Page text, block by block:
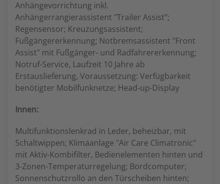
Anhängevorrichtung inkl.
Anhängerrangierassistent "Trailer Assist";
Regensensor; Kreuzungsassistent;
Fußgängererkennung; Notbremsassistent "Front
Assist" mit Fußgänger- und Radfahrererkennung;
Notruf-Service, Laufzeit 10 Jahre ab
Erstauslieferung, Voraussetzung: Verfügbarkeit
benötigter Mobilfunknetze; Head-up-Display
Innen:
Multifunktionslenkrad in Leder, beheizbar, mit
Schaltwippen; Klimaanlage "Air Care Climatronic"
mit Aktiv-Kombifilter, Bedienelementen hinten und
3-Zonen-Temperaturregelung; Bordcomputer;
Sonnenschutzrollo an den Türscheiben hinten;